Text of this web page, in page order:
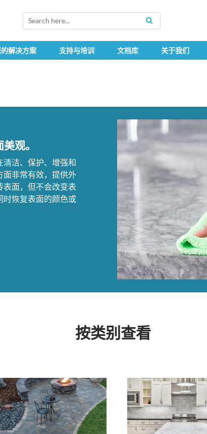
SEARCH
解决方案 支持与培训 文档库 关于我们
观。
洁、保护、增强和
面非常有效，提供外
面，但不会改变表
时恢复表面的颜色或
按类别查看